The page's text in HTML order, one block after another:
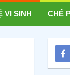
VI SINH CHẾ